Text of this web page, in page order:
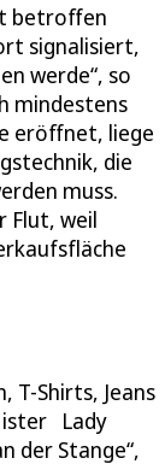
betroffen
signalisiert,
werde“, so
mindestens
eröffnet, liege
die
muss.
Flut, weil
T-Shirts, Jeans
Lady
der Stange“,